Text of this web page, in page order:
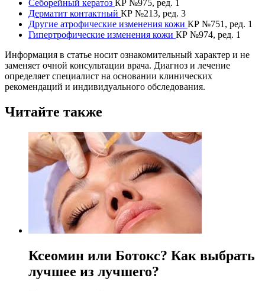
Себорейный кератоз КР №975, ред. 1
Дерматит контактный КР №213, ред. 3
Другие атрофические изменения кожи КР №751, ред. 1
Гипертрофические изменения кожи КР №974, ред. 1
Информация в статье носит ознакомительный характер и не
заменяет очной консультации врача. Диагноз и лечение
определяет специалист на основании клинических
рекомендаций и индивидуального обследования.
Читайте также
Ксеомин или Ботокс? Как выбрать
лучшее из лучшего?